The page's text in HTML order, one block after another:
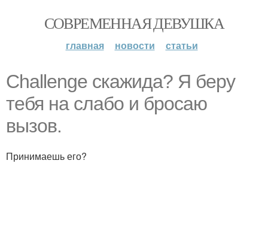
СОВРЕМЕННАЯ ДЕВУШКА
главная новости статьи
Challenge скажида? Я беру
тебя на слабо и бросаю
вызов.
Принимаешь его?